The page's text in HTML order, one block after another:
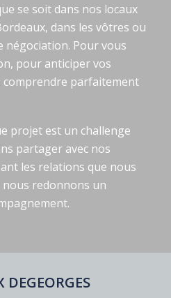
se soit dans nos locaux
dans les vôtres ou
négociation. Pour vous
pour anticiper vos
comprendre parfaitement
projet est un challenge
partager avec nos
les relations que nous
redonnons un
DEGEORGES